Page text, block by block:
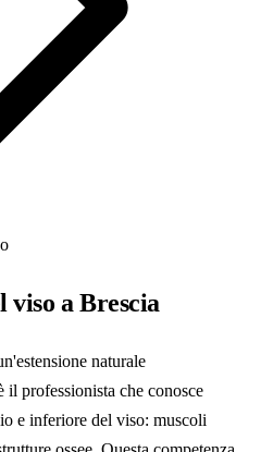
viso a Brescia
naturale
professionista che conosce
e inferiore del viso: muscoli